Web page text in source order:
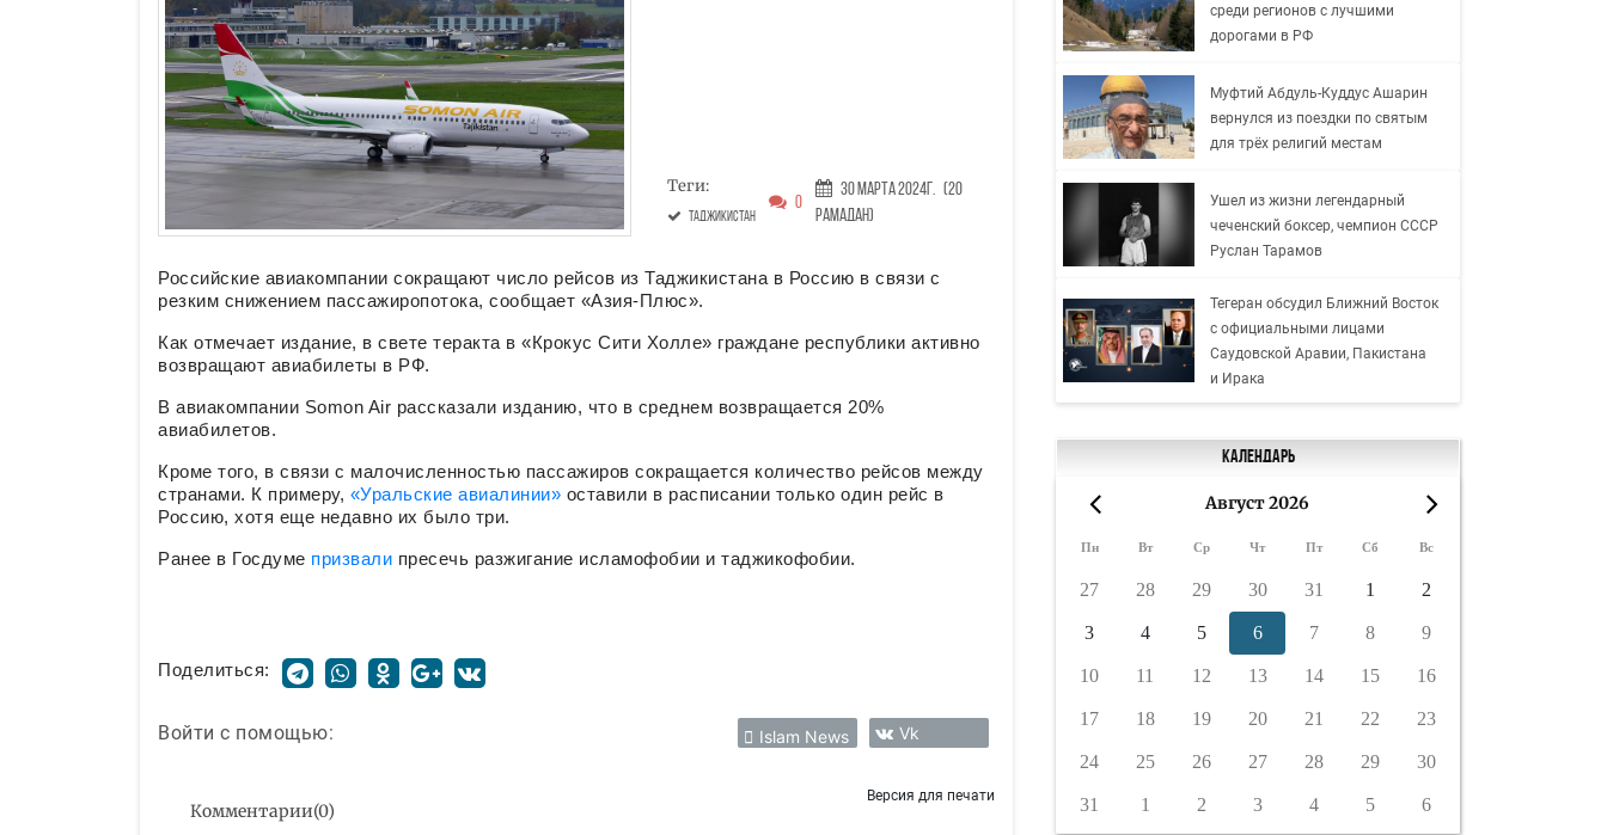
Теги:
Таджикистан
0
30 Марта 2024г. (20
Рамадан)
Российские авиакомпании сокращают число рейсов из Таджикистана в Россию в связи с
резким снижением пассажиропотока, сообщает «Азия-Плюс».
Как отмечает издание, в свете теракта в «Крокус Сити Холле» граждане республики активно
возвращают авиабилеты в РФ.
В авиакомпании Somon Air рассказали изданию, что в среднем возвращается 20%
авиабилетов.
Кроме того, в связи с малочисленностью пассажиров сокращается количество рейсов между
странами. К примеру, «Уральские авиалинии» оставили в расписании только один рейс в
Россию, хотя еще недавно их было три.
Ранее в Госдуме призвали пресечь разжигание исламофобии и таджикофобии.
Поделиться:
Войти с помощью: Islam News Vk
Комментарии(0)
Версия для печати
среди регионов с лучшими
дорогами в РФ
Муфтий Абдуль-Куддус Ашарин
вернулся из поездки по святым
для трёх религий местам
Ушел из жизни легендарный
чеченский боксер, чемпион СССР
Руслан Тарамов
Тегеран обсудил Ближний Восток
с официальными лицами
Саудовской Аравии, Пакистана
и Ирака
Календарь
Август 2026
Пн Вт Ср Чт Пт Сб Вс
27 28 29 30 31 1 2
3 4 5 6 7 8 9
10 11 12 13 14 15 16
17 18 19 20 21 22 23
24 25 26 27 28 29 30
31 1 2 3 4 5 6